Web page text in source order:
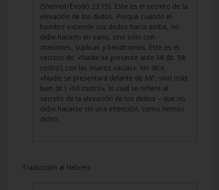
(Shemot/Éxodo 23:15). Este es el secreto de la
elevación de los dedos. Porque cuando el
hombre extiende sus dedos hacia arriba, no
debe hacerlo en vano, sino sólo con
oraciones, súplicas y bendiciones. Este es el
secreto de: «Nadie se presente ante Mí (lit. ‘Mi
rostro’) con las manos vacías». No dice,
«Nadie se presentará delante de Mí”, sino más
bien (lit.) «Mi rostro», lo cual se refiere al
secreto de la elevación de los dedos – que no
debe hacerse sin una intención, como hemos
dicho.
Traducción al Hebreo: